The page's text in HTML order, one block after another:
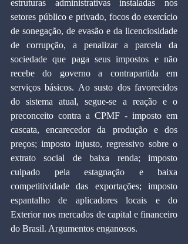
estruturas administrativas instaladas nos
setores público e privado, focos do exercício
de sonegação, de evasão e da licenciosidade
de corrupção, a penalizar a parcela da
sociedade que paga seus impostos e não
recebe do governo a contrapartida em
serviços básicos. Ao susto dos favorecidos
do sistema atual, segue-se a reação e o
preconceito contra a CPMF - imposto em
cascata, encarecedor da produção e dos
preços; imposto injusto, regressivo sobre o
extrato social de baixa renda; imposto
culpado pela estagnação e baixa
competitividade das exportações; imposto
espantalho de aplicadores locais e do
Exterior nos mercados de capital e financeiro
do Brasil. Argumentos enganosos.